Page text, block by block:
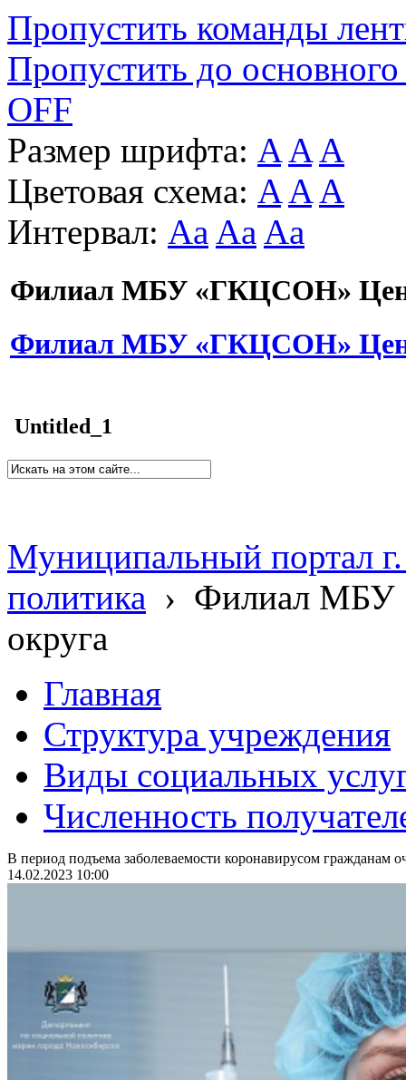
Пропустить команды
Пропустить до основного
OFF
Размер шрифта: A A A
Цветовая схема: A A A
Интервал: Aa Aa Aa
Филиал МБУ «ГКЦСОН»
Филиал МБУ «ГКЦСОН»
Untitled_1
Муниципальный портал
политика › Филиал МБУ
округа
Главная
Структура учреждения
Виды социальных
Численность
В период подъема заболеваемости коронавирусом гражданам
14.02.2023 10:00